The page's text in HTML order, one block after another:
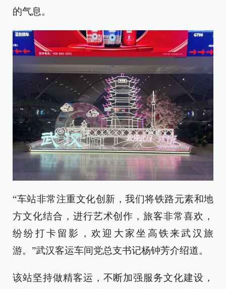
的气息。
“车站非常注重文化创新，我们将铁路元素和地
方文化结合，进行艺术创作，旅客非常喜欢，
纷纷打卡留影，欢迎大家坐高铁来武汉旅
游。”武汉客运车间党总支书记杨钟芳介绍道。
该站坚持做精客运，不断加强服务文化建设，